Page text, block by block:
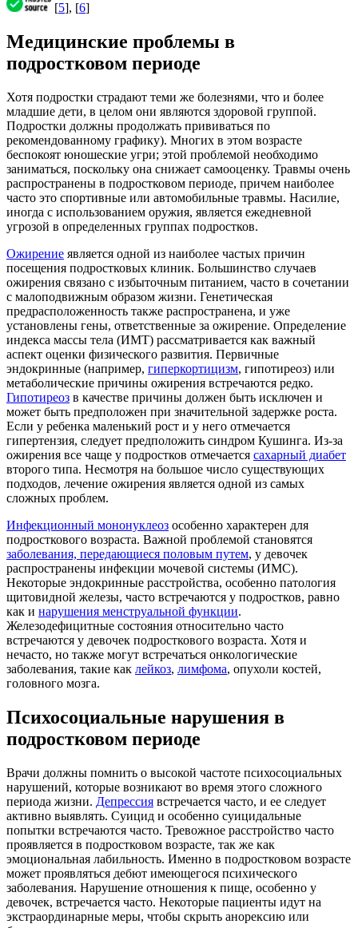
[5], [6]
Медицинские проблемы в
подростковом периоде
Хотя подростки страдают теми же болезнями, что и более
младшие дети, в целом они являются здоровой группой.
Подростки должны продолжать прививаться по
рекомендованному графику). Многих в этом возрасте
беспокоят юношеские угри; этой проблемой необходимо
заниматься, поскольку она снижает самооценку. Травмы очень
распространены в подростковом периоде, причем наиболее
часто это спортивные или автомобильные травмы. Насилие,
иногда с использованием оружия, является ежедневной
угрозой в определенных группах подростков.
Ожирение является одной из наиболее частых причин
посещения подростковых клиник. Большинство случаев
ожирения связано с избыточным питанием, часто в сочетании
с малоподвижным образом жизни. Генетическая
предрасположенность также распространена, и уже
установлены гены, ответственные за ожирение. Определение
индекса массы тела (ИМТ) рассматривается как важный
аспект оценки физического развития. Первичные
эндокринные (например, гиперкортицизм, гипотиреоз) или
метаболические причины ожирения встречаются редко.
Гипотиреоз в качестве причины должен быть исключен и
может быть предположен при значительной задержке роста.
Если у ребенка маленький рост и у него отмечается
гипертензия, следует предположить синдром Кушинга. Из-за
ожирения все чаще у подростков отмечается сахарный диабет
второго типа. Несмотря на большое число существующих
подходов, лечение ожирения является одной из самых
сложных проблем.
Инфекционный мононуклеоз особенно характерен для
подросткового возраста. Важной проблемой становятся
заболевания, передающиеся половым путем, у девочек
распространены инфекции мочевой системы (ИМС).
Некоторые эндокринные расстройства, особенно патология
щитовидной железы, часто встречаются у подростков, равно
как и нарушения менструальной функции.
Железодефицитные состояния относительно часто
встречаются у девочек подросткового возраста. Хотя и
нечасто, но также могут встречаться онкологические
заболевания, такие как лейкоз, лимфома, опухоли костей,
головного мозга.
Психосоциальные нарушения в
подростковом периоде
Врачи должны помнить о высокой частоте психосоциальных
нарушений, которые возникают во время этого сложного
периода жизни. Депрессия встречается часто, и ее следует
активно выявлять. Суицид и особенно суицидальные
попытки встречаются часто. Тревожное расстройство часто
проявляется в подростковом возрасте, так же как
эмоциональная лабильность. Именно в подростковом возрасте
может проявляться дебют имеющегося психического
заболевания. Нарушение отношения к пище, особенно у
девочек, встречается часто. Некоторые пациенты идут на
экстраординарные меры, чтобы скрыть анорексию или